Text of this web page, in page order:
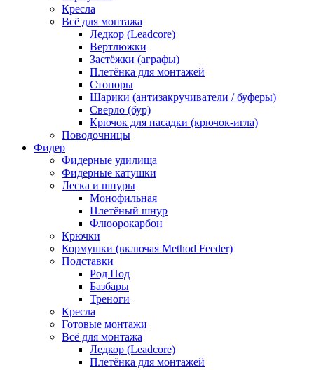
Кресла
Всё для монтажа
Ледкор (Leadcore)
Вертлюжки
Застёжки (аграфы)
Плетёнка для монтажей
Стопоры
Шарики (антизакручиватели / буферы)
Сверло (бур)
Крючок для насадки (крючок-игла)
Поводочницы
Фидер
Фидерные удилища
Фидерные катушки
Леска и шнуры
Монофильная
Плетёный шнур
Флюорокарбон
Крючки
Кормушки (включая Method Feeder)
Подставки
Род Под
Базбары
Треноги
Кресла
Готовые монтажи
Всё для монтажа
Ледкор (Leadcore)
Плетёнка для монтажей